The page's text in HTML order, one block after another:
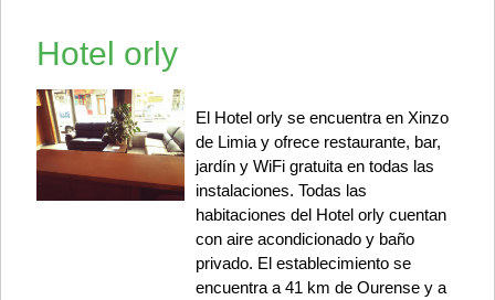
Hotel orly
El Hotel orly se encuentra en Xinzo
de Limia y ofrece restaurante, bar,
jardín y WiFi gratuita en todas las
instalaciones. Todas las
habitaciones del Hotel orly cuentan
con aire acondicionado y baño
privado. El establecimiento se
encuentra a 41 km de Ourense y a